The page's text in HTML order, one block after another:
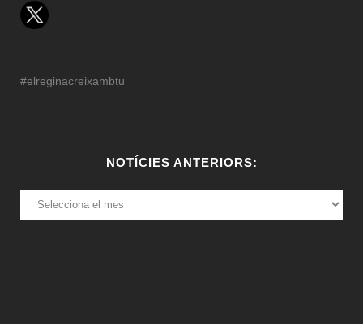
#elreginacreixambtu
NOTÍCIES ANTERIORS:
NOTÍCIES
ANTERIORS: